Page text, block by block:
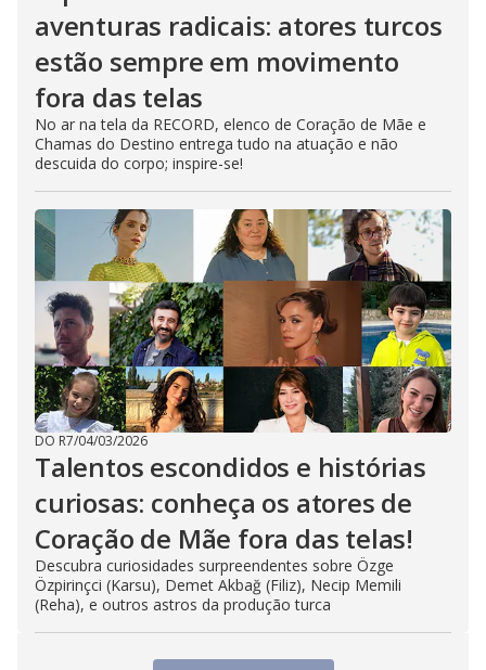
aventuras radicais: atores turcos
estão sempre em movimento
fora das telas
No ar na tela da RECORD, elenco de Coração de Mãe e
Chamas do Destino entrega tudo na atuação e não
descuida do corpo; inspire-se!
DO R7/04/03/2026
Talentos escondidos e histórias
curiosas: conheça os atores de
Coração de Mãe fora das telas!
Descubra curiosidades surpreendentes sobre Özge
Özpirinçci (Karsu), Demet Akbağ (Filiz), Necip Memili
(Reha), e outros astros da produção turca